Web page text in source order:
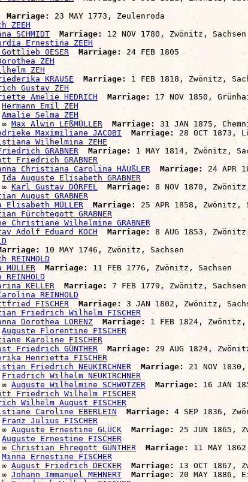
Marriage:
23 MAY 1773, Zeulenroda
ZEEH
SCHMIDT Marriage:
12 NOV 1780, Zwönitz, Sachsen
Ernestina ZEEH
OESER Marriage: 24 FEB 1805
ZEH
ZEH
KRAUSE Marriage:
1 FEB 1818, Zwönitz,
Gustav ZEH
Amelie HEDRICH Marriage:
17 NOV 1850,
Hermann Emil ZEH
Amalie Selma ZEH
∞
Max Alwin LEßMÜLLER Marriage:
31 JAN 1875,
Maximiliane JACOBI Marriage:
28 OCT 1873,
Wilhelmina ZEHE
GRABNER Marriage:
1 MAY 1814, Zwönitz,
Friedrich GRABNER
Christiana Carolina HÄUßLER Marriage:
24 APR
Ida Auguste Elisabeth GRABNER
∞
Karl Gustav DÖRFEL Marriage:
8 NOV 1870,
August GRABNER
Elisabeth MÜLLER Marriage:
25 APR 1858, Zwönitz,
Fürchtegott GRABNER
Christiane Wilhelmine GRABNER
Adolf Eduard KOCH Marriage:
8 AUG 1853,
10 MAY 1746, Zwönitz, Sachsen
Marriage:
11 FEB 1776, Zwönitz, Sachsen
KELLER Marriage:
7 FEB 1779, Zwönitz, Sachsen
REINHOLD
FISCHER Marriage:
3 JAN 1802, Zwönitz,
Friedrich Wilhelm FISCHER
Dorothea LORENZ Marriage:
1 FEB 1824, Zwönitz,
Auguste Florentine FISCHER
Karoline FISCHER
Friedrich GÜNTHER Marriage: 29 AUG 1824,
Henrietta FISCHER
Friedrich NEUKIRCHNER Marriage: 21 NOV
Friedrich Wilhelm NEUKIRCHNER
∞
Auguste Wilhelmine SCHWOTZER Marriage:
16 JAN
Friedrich Wilhelm FISCHER
Wilhelm August FISCHER
Caroline EBERLEIN Marriage:
4 SEP 1836,
Franz Julius FISCHER
∞
Auguste Ernestine GLÜCK Marriage:
25 JUN 1865,
Auguste Ernestine FISCHER
∞
Christian Ehregott GÜNTHER Marriage:
11 MAY
Minna Ernestine FISCHER
∞
August Friedrich DECKER Marriage:
13 OCT 1867,
∞
Johann Immanuel MEHNERT Marriage: 20 MAY 1886,